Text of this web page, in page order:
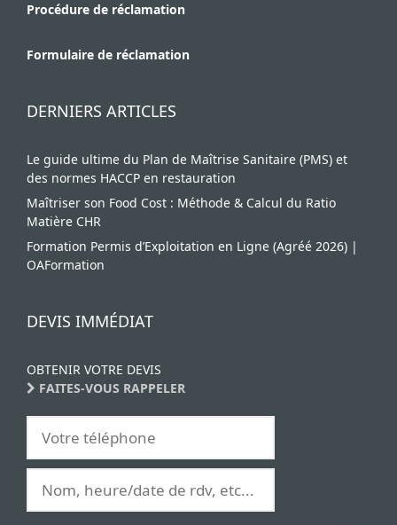
Procédure de réclamation
Formulaire de réclamation
DERNIERS ARTICLES
Le guide ultime du Plan de Maîtrise Sanitaire (PMS) et
des normes HACCP en restauration
Maîtriser son Food Cost : Méthode & Calcul du Ratio
Matière CHR
Formation Permis d’Exploitation en Ligne (Agréé 2026) |
OAFormation
DEVIS IMMÉDIAT
OBTENIR VOTRE DEVIS
FAITES-VOUS RAPPELER